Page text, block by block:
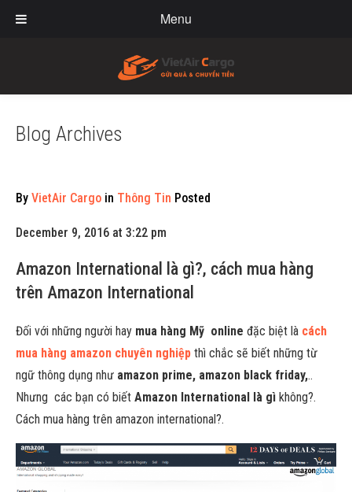
Menu
Blog Archives
By VietAir Cargo in Thông Tin Posted
December 9, 2016 at 3:22 pm
Amazon International là gì?, cách mua hàng
trên Amazon International
Đối với những người hay mua hàng Mỹ online đặc biệt là cách
mua hàng amazon chuyên nghiệp thì chắc sẽ biết những từ
ngữ thông dụng như amazon prime, amazon black friday,..
Nhưng các bạn có biết Amazon International là gì không?.
Cách mua hàng trên amazon international?.